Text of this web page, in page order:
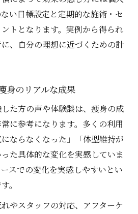
施術の特徴と注意点
読み取る施術の特徴と効果
る痩身施術の注意点とは
例を参考にした安全な通い方
身施術の失敗しないポイント
なら実例を参考に
びで実例が役立つ理由を解説
かる痩身コースの違いと効果
択のポイントを実例で紹介
くおすすめ痩身コースの選び
い目標設定と定期的な施術・セ
トとなります。実例から得られ
、自分の理想に近づくための計
身のリアルな成果
た方の声や体験談は、痩身の成
に参考になります。多くの利用
ならなくなった」「体型維持が
た具体的な変化を実感していま
スでの変化を実感しやすいとい
。
やスタッフの対応、アフターケ